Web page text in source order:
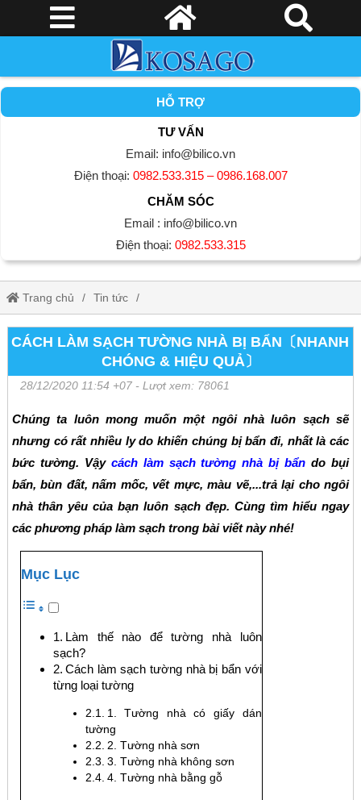
HỖ TRỢ
TƯ VẤN
Email: info@bilico.vn
Điện thoại: 0982.533.315 – 0986.168.007
CHĂM SÓC
Email : info@bilico.vn
Điện thoại: 0982.533.315
Trang chủ Tin tức
Cách làm sạch tường nhà bị bẩn〔Nhanh Chóng & Hiệu Quả〕
CÁCH LÀM SẠCH TƯỜNG NHÀ BỊ BẨN〔NHANH
CHÓNG & HIỆU QUẢ〕
28/12/2020 11:54 +07 - Lượt xem: 78061
Chúng ta luôn mong muốn một ngôi nhà luôn sạch sẽ
nhưng có rất nhiều ly do khiến chúng bị bẩn đi, nhất là các
bức tường. Vậy cách làm sạch tường nhà bị bẩn do bụi
bẩn, bùn đất, nấm mốc, vết mực, màu vẽ,...trả lại cho ngôi
nhà thân yêu của bạn luôn sạch đẹp. Cùng tìm hiểu ngay
các phương pháp làm sạch trong bài viết này nhé!
Mục Lục
Làm thế nào để tường nhà luôn
sạch?
Cách làm sạch tường nhà bị bẩn với
từng loại tường
1. Tường nhà có giấy dán
tường
2. Tường nhà sơn
3. Tường nhà không sơn
4. Tường nhà bằng gỗ